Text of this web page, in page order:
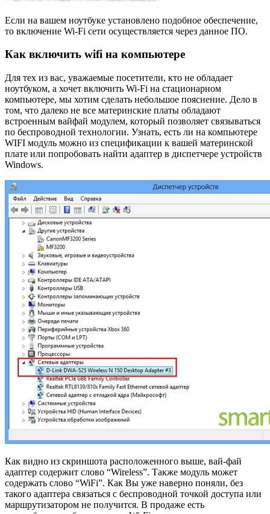
Если на вашем ноутбуке установлено подобное обеспечение,
то включение Wi-Fi сети осуществляется через данное ПО.
Как включить wifi на компьютере
Для тех из вас, уважаемые посетители, кто не обладает
ноутбуком, а хочет включить Wi-Fi на стационарном
компьютере, мы хотим сделать небольшое пояснение. Дело в
том, что далеко не все материнские платы обладают
встроенным вайфай модулем, который позволяет связываться
по беспроводной технологии. Узнать, есть ли на компьютере
WIFI модуль можно из спецификации к вашей материнской
плате или попробовать найти адаптер в диспетчере устройств
Windows.
Как видно из скриншота расположенного выше, вай-фай
адаптер содержит слово “Wireless”. Также модуль может
содержать слово “WiFi”. Как Вы уже наверно поняли, без
такого адаптера связаться с беспроводной точкой доступа или
маршрутизатором не получится. В продаже есть